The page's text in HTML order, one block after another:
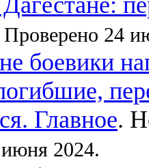
Проверено 24
боевики
Главное.
2024.